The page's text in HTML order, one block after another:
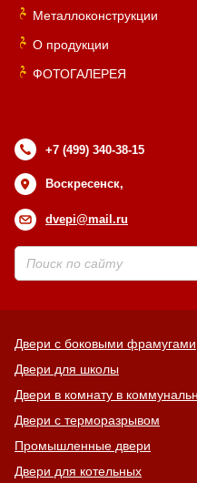
Металлоконструкции
О продукции
ФОТОГАЛЕРЕЯ
+7 (499) 340-38-15
Воскресенск,
dvepi@mail.ru
Двери с боковыми фрамугами
Двери для школы
Двери в комнату в
Двери с терморазрывом
Промышленные двери
Двери для котельных